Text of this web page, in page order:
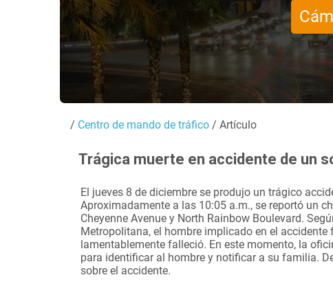
/ Centro de mando de tráfico / Artículo
Trágica muerte en accidente de un
El jueves 8 de diciembre se produjo un trágico
Aproximadamente a las 10:05 a.m., se reportó un
Cheyenne Avenue y North Rainbow Boulevard.
Metropolitana, el hombre implicado en el
lamentablemente falleció. En este momento, la
para identificar al hombre y notificar a su familia.
sobre el accidente.